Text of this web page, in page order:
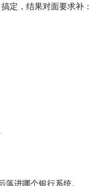
定，结果对面要求补：
进哪个银行系统。